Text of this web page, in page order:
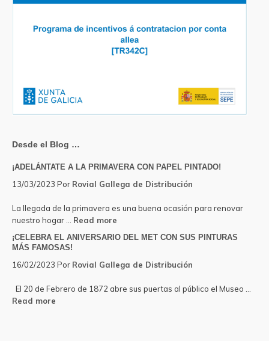
Desde el Blog …
¡ADELÁNTATE A LA PRIMAVERA CON PAPEL PINTADO!
13/03/2023 Por Rovial Gallega de Distribución
La llegada de la primavera es una buena ocasión para renovar
nuestro hogar … Read more
¡ADELÁNTATE
PRIMAVERA
PAPEL
¡CELEBRA EL ANIVERSARIO DEL MET CON SUS PINTURAS
MÁS FAMOSAS!
16/02/2023 Por Rovial Gallega de Distribución
El 20 de Febrero de 1872 abre sus puertas al público el Museo …
Read more